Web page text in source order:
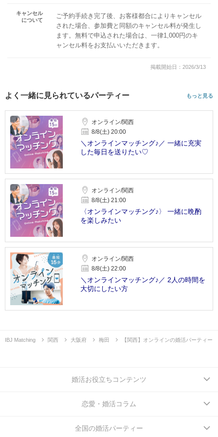
キャンセル
について
ご予約手続き完了後、お客様都合によりキャンセル
された場合、参加費と同額のキャンセル料が発生し
ます。無料で申込された場合は、一律1,000円のキ
ャンセル料をお支払いいただきます。
掲載開始日：2026/3/13
よく一緒に見られているパーティー もっと見る
オンライン/関西
8/8(土) 20:00
＼オンラインマッチング♪／ 一緒に充実
した毎日を送りたい♡
オンライン/関西
8/8(土) 21:00
〈オンラインマッチング♪〉 一緒に晩酌
を楽しみたい
オンライン/関西
8/8(土) 22:00
＼オンラインマッチング♪／ 2人の時間を
大切にしたい方
IBJ Matching 関西 大阪府 梅田 【関西】オンラインの婚活パーティー
婚活お役立ちコンテンツ
恋愛・婚活コラム
全国の婚活パーティー